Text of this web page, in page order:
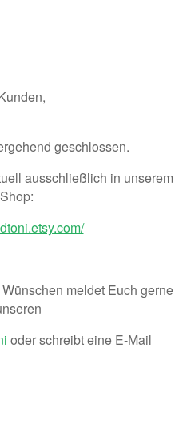
geschlossen.
ausschließlich in unserem
meldet Euch gerne
oder schreibt eine E-Mail